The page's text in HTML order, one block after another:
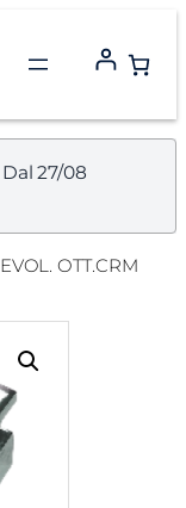
27/08
OTT.CRM